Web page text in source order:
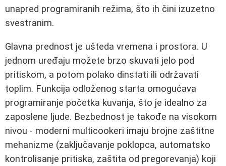
unapred programiranih režima, što ih čini izuzetno
svestranim.
Glavna prednost je ušteda vremena i prostora. U
jednom uređaju možete brzo skuvati jelo pod
pritiskom, a potom polako dinstati ili održavati
toplim. Funkcija odloženog starta omogućava
programiranje početka kuvanja, što je idealno za
zaposlene ljude. Bezbednost je takođe na visokom
nivou - moderni multicookeri imaju brojne zaštitne
mehanizme (zaključavanje poklopca, automatsko
kontrolisanje pritiska, zaštita od pregorevanja) koji